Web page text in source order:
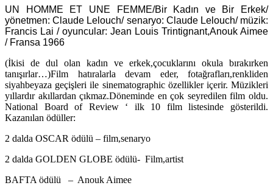
UN HOMME ET UNE FEMME/Bir Kadın ve Bir Erkek/
yönetmen: Claude Lelouch/ senaryo: Claude Lelouch/ müzik:
Francis Lai / oyuncular: Jean Louis Trintignant,Anouk Aimee
/ Fransa 1966
(İkisi de dul olan kadın ve erkek,çocuklarını okula bırakırken
tanışırlar…)Film hatıralarla devam eder, fotağrafları,renkliden
siyahbeyaza geçişleri ile sinematographic özellikler içerir. Müzikleri
yıllardır akıllardan çıkmaz.Döneminde en çok seyredilen film oldu.
National Board of Review ‘ ilk 10 film listesinde gösterildi.
Kazanılan ödüller:
2 dalda OSCAR ödülü – film,senaryo
2 dalda GOLDEN GLOBE ödülü- Film,artist
BAFTA ödülü – Anouk Aimee